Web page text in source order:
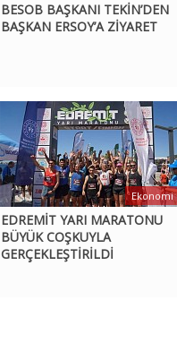
BESOB BAŞKANI TEKİN’DEN
BAŞKAN ERSOY’A ZİYARET
EDREMİT YARI MARATONU
BÜYÜK COŞKUYLA
GERÇEKLEŞTİRİLDİ
Ekonomi